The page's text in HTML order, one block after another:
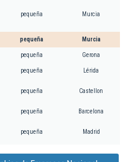
pequeña Murcia
pequeña Murcia
pequeña Gerona
pequeña Lérida
pequeña Castellon
pequeña Barcelona
pequeña Madrid